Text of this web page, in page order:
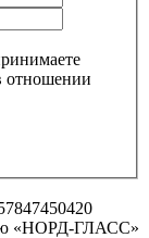
отношении
«НОРД-ГЛАСС»